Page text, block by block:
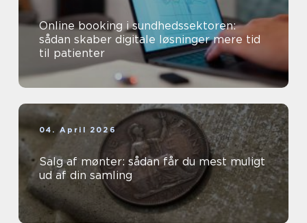
Online booking i sundhedssektoren:
sådan skaber digitale løsninger mere tid
til patienter
04. April 2026
Salg af mønter: sådan får du mest muligt
ud af din samling